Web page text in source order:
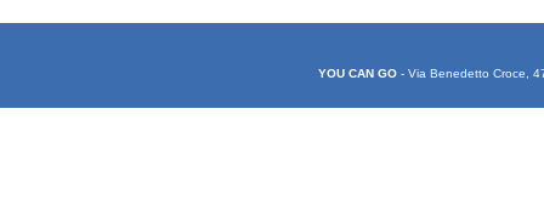
YOU CAN GO - Via Benedetto Croce,